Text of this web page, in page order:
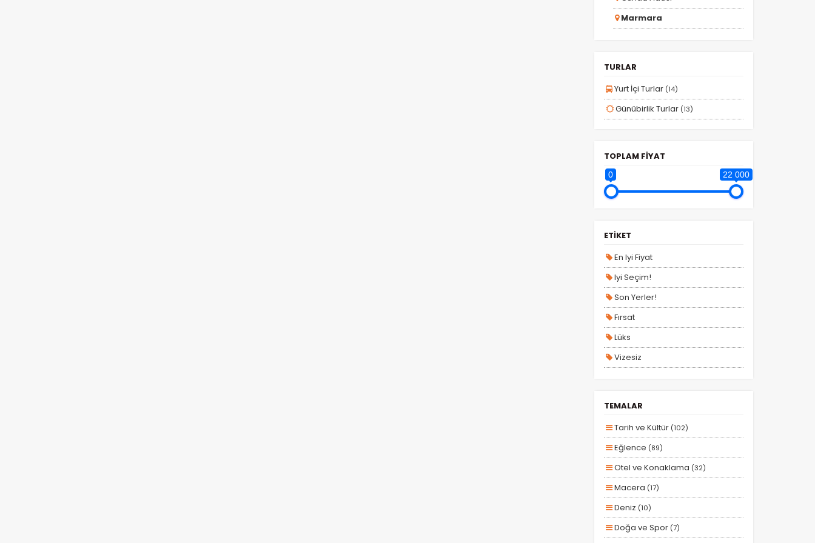
Marmara
TURLAR
Yurt İçi Turlar (14)
Günübirlik Turlar (13)
TOPLAM FİYAT
0 22 000
ETİKET
En Iyi Fiyat
Iyi Seçim!
Son Yerler!
Fırsat
Lüks
Vizesiz
Planlanan
Otobüs Ile
Uçak Ile
Ekstralar Dahil
TEMALAR
Tarih ve Kültür (102)
Eğlence (89)
Otel ve Konaklama (32)
Macera (17)
Deniz (10)
Doğa ve Spor (7)